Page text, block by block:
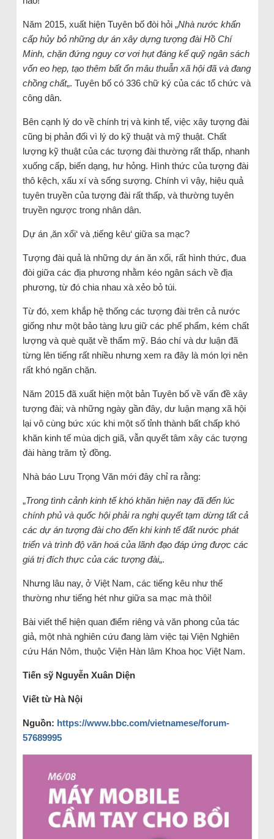
Năm 2015, xuất hiện Tuyên bố đòi hỏi „Nhà nước khẩn
cấp hủy bỏ những dự án xây dựng tượng đài Hồ Chí
Minh, chặn đứng nguy cơ vơi hụt đáng kể quỹ ngân sách
vốn eo hẹp, tạo thêm bất ổn mâu thuẫn xã hội đã và đang
chồng chất„. Tuyên bố có 336 chữ ký của các tổ chức và
công dân.
Bên cạnh lý do về chính trị và kinh tế, việc xây tượng đài
cũng bị phản đối vì lý do kỹ thuật và mỹ thuật. Chất
lượng kỹ thuật của các tượng đài thường rất thấp, nhanh
xuống cấp, biến dạng, hư hỏng. Hình thức của tượng đài
thô kệch, xấu xí và sống sượng. Chính vì vậy, hiệu quả
tuyên truyền của tượng đài rất thấp, và thường tuyên
truyền ngược trong nhân dân.
Dự án ‚ăn xổi‘ và ‚tiếng kêu‘ giữa sa mạc?
Tượng đài quả là những dự án ăn xổi, rất hình thức, đua
đòi giữa các địa phương nhằm kéo ngân sách về địa
phương, từ đó chia nhau xà xẻo bỏ túi.
Từ đó, xem khắp hệ thống các tượng đài trên cả nước
giống như một bảo tàng lưu giữ các phế phẩm, kém chất
lượng và què quặt về thẩm mỹ. Báo chí và dư luận đã
từng lên tiếng rất nhiều nhưng xem ra đây là món lợi nên
rất khó ngăn chặn.
Năm 2015 đã xuất hiện một bản Tuyên bố về vấn đề xây
tượng đài; và những ngày gần đây, dư luận mạng xã hội
lại vô cùng bức xúc khi một số tỉnh thành bất chấp khó
khăn kinh tế mùa dịch giã, vẫn quyết tâm xây các tượng
đài hàng trăm tỷ đồng.
Nhà báo Lưu Trọng Văn mới đây chỉ ra rằng:
„Trong tình cảnh kinh tế khó khăn hiện nay đã đến lúc
chính phủ và quốc hội phải ra nghị quyết tạm dừng tất cả
các dự án tượng đài cho đến khi kinh tế đất nước phát
triển và trình độ văn hoá của lãnh đạo đáp ứng được các
giá trị đích thực của các tượng đài„.
Nhưng lâu nay, ở Việt Nam, các tiếng kêu như thế
thường như tiếng hét như giữa sa mạc mà thôi!
Bài viết thể hiện quan điểm riêng và văn phong của tác
giả, một nhà nghiên cứu đang làm việc tại Viện Nghiên
cứu Hán Nôm, thuộc Viện Hàn lâm Khoa học Việt Nam.
Tiến sỹ Nguyễn Xuân Diện
Viết từ Hà Nội
Nguồn: https://www.bbc.com/vietnamese/forum-
57689995